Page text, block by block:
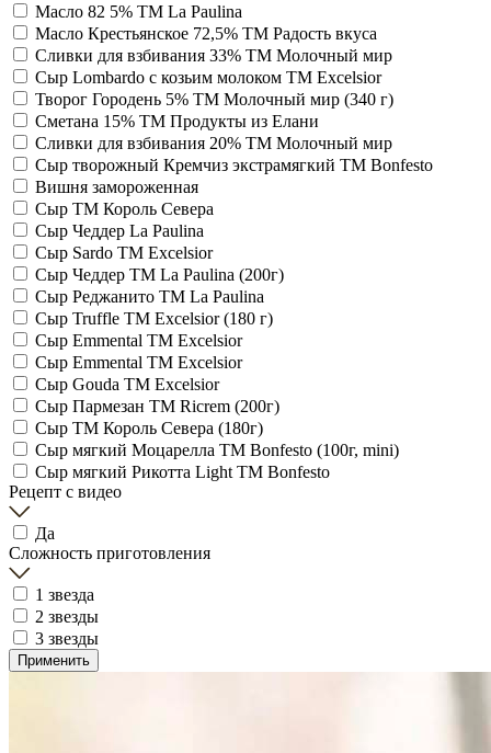
Масло 82 5% TM La Paulina
Масло Крестьянское 72,5% TM Радость вкуса
Сливки для взбивания 33% ТМ Молочный мир
Сыр Lombardo с козьим молоком ТМ Excelsior
Творог Городень 5% ТМ Молочный мир (340 г)
Сметана 15% TM Продукты из Елани
Сливки для взбивания 20% ТМ Молочный мир
Сыр творожный Кремчиз экстрамягкий ТМ Bonfesto
Вишня замороженная
Сыр ТМ Король Севера
Сыр Чеддер La Paulina
Сыр Sardo ТМ Excelsior
Сыр Чеддер TM La Paulina (200г)
Сыр Реджанито TM La Paulina
Сыр Truffle ТМ Excelsior (180 г)
Сыр Emmental ТМ Excelsior
Сыр Emmental ТМ Excelsior
Сыр Gouda ТМ Excelsior
Сыр Пармезан ТМ Ricrem (200г)
Сыр ТМ Король Севера (180г)
Сыр мягкий Моцарелла TM Bonfesto (100г, mini)
Сыр мягкий Рикотта Light TM Bonfesto
Рецепт с видео
Да
Сложность приготовления
1 звезда
2 звезды
3 звезды
Применить